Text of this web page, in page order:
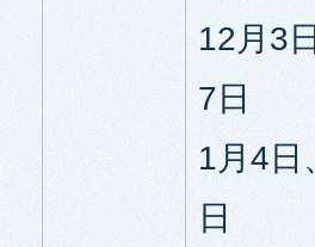
12月3
7日
1月4日
日